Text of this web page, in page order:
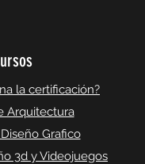
la certificación?
Arquitectura
Grafico
3d y Videojuegos